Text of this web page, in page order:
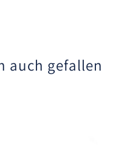
auch gefallen